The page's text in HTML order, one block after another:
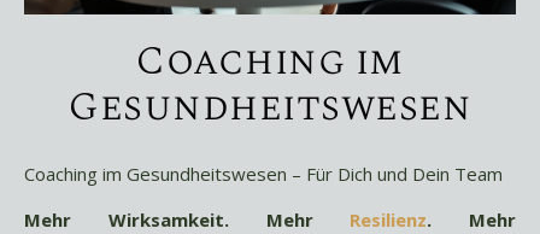
Coaching im
Gesundheitswesen
Coaching im Gesundheitswesen – Für Dich und Dein Team
Mehr Wirksamkeit. Mehr Resilienz. Mehr